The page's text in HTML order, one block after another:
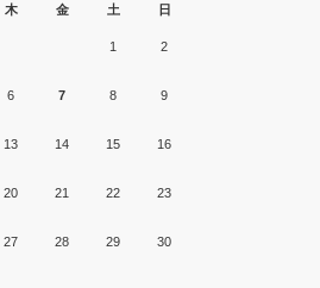
木 金 土 日
1 2
6 7 8 9
13 14 15 16
20 21 22 23
27 28 29 30